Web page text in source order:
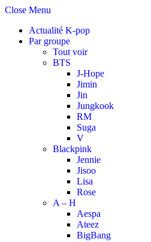
Close Menu
Actualité K-pop
Par groupe
Tout voir
BTS
J-Hope
Jimin
Jin
Jungkook
RM
Suga
V
Blackpink
Jennie
Jisoo
Lisa
Rose
A – H
Aespa
Ateez
BigBang